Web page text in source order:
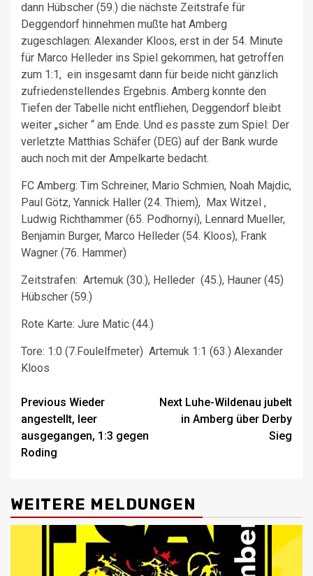
dann Hübscher (59.) die nächste Zeitstrafe für
Deggendorf hinnehmen mußte hat Amberg
zugeschlagen: Alexander Kloos, erst in der 54. Minute
für Marco Helleder ins Spiel gekommen, hat getroffen
zum 1:1, ein insgesamt dann für beide nicht gänzlich
zufriedenstellendes Ergebnis. Amberg konnte den
Tiefen der Tabelle nicht entfliehen, Deggendorf bleibt
weiter „sicher “ am Ende. Und es passte zum Spiel: Der
verletzte Matthias Schäfer (DEG) auf der Bank wurde
auch noch mit der Ampelkarte bedacht.
FC Amberg: Tim Schreiner, Mario Schmien, Noah Majdic,
Paul Götz, Yannick Haller (24. Thiem), Max Witzel ,
Ludwig Richthammer (65. Podhornyi), Lennard Mueller,
Benjamin Burger, Marco Helleder (54. Kloos), Frank
Wagner (76. Hammer)
Zeitstrafen: Artemuk (30.), Helleder (45.), Hauner (45)
Hübscher (59.)
Rote Karte: Jure Matic (44.)
Tore: 1:0 (7.Foulelfmeter) Artemuk 1:1 (63.) Alexander
Kloos
Post
navigation
Previous Wieder
angestellt, leer
ausgegangen, 1:3 gegen
Roding
Next Luhe-Wildenau jubelt
in Amberg über Derby
Sieg
WEITERE MELDUNGEN